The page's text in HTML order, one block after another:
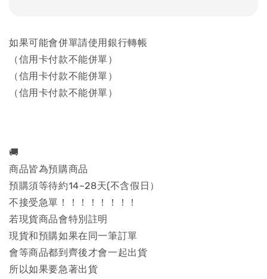
如果可能會併單請使用銀行轉帳
（信用卡付款不能併單）
（信用卡付款不能併單）
（信用卡付款不能併單）
🚚
商品皆為預購商品
預購須等待約14~28天(不含假日）
不接受急單！！！！！！！！
若現貨商品會特別註明
現貨和預購如果在同一筆訂單
會等商品都到齊後才會一起出貨
所以如果要急著出貨